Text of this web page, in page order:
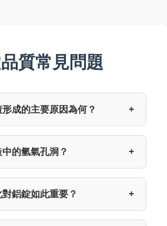
質常見問題
成的主要原因為何？ +
的氫氣孔洞？ +
鋁錠如此重要？ +